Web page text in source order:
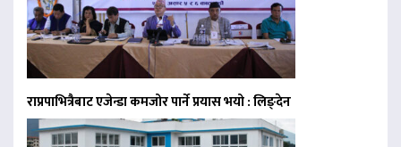
राप्रपाभित्रैबाट एजेन्डा कमजोर पार्ने प्रयास भयो : लिङ्देन